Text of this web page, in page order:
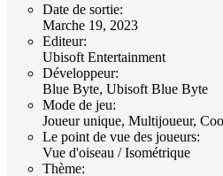
Date de sortie:
Marche 19, 2023
Editeur:
Ubisoft Entertainment
Développeur:
Blue Byte, Ubisoft Blue Byte
Mode de jeu:
Joueur unique, Multijoueur,
Le point de vue des joueurs:
Vue d'oiseau / Isométrique
Thème: